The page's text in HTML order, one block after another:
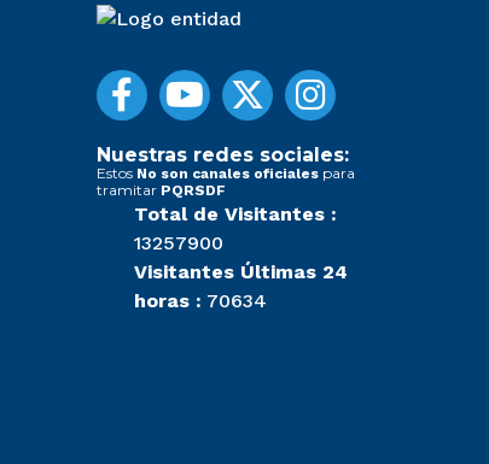
Nuestras redes sociales:
Estos No son canales oficiales para
tramitar PQRSDF
Total de Visitantes :
13257900
Visitantes Últimas 24
horas : 70634